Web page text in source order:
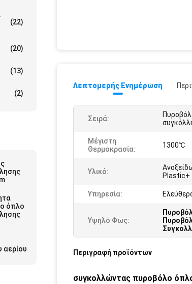
(22)
(20)
(13)
(2)
όπλο
αερίου
Λεπτομερής Ενημέρωση
Σειρά:
Μέγιστη
Θερμοκρασία:
1300℃
Υλικό:
Plastic+
Υπηρεσία:
Υψηλό Φως:
Περιγραφή προϊόντων
συγκολλώντας πυροβόλο